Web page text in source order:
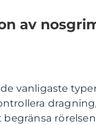
av
de vanligaste